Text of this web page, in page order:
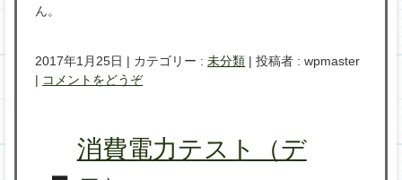
ん。
2017年1月25日 | カテゴリー :未分類 |投稿者 : wpmaster
| コメントをどうぞ
消費電力テスト（デ